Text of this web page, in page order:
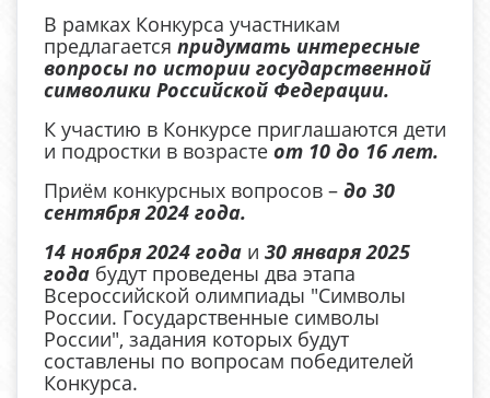
В рамках Конкурса участникам
предлагается придумать интересные
вопросы по истории государственной
символики Российской Федерации.
К участию в Конкурсе приглашаются дети
и подростки в возрасте от 10 до 16 лет.
Приём конкурсных вопросов – до 30
сентября 2024 года.
14 ноября 2024 года и 30 января 2025
года будут проведены два этапа
Всероссийской олимпиады "Символы
России. Государственные символы
России", задания которых будут
составлены по вопросам победителей
Конкурса.